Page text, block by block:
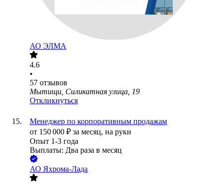
АО ЭЛМА
4.6
•
57 отзывов
Мытищи, Силикатная улица, 19
Откликнуться
Менеджер по корпоративным продажам
от 150 000 ₽ за месяц, на руки
Опыт 1-3 года
Выплаты: Два раза в месяц
АО Яхрома-Лада